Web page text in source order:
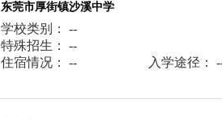
东莞市厚街镇沙溪中学
学校类别： --
特殊招生： --
住宿情况： --
入学途径：